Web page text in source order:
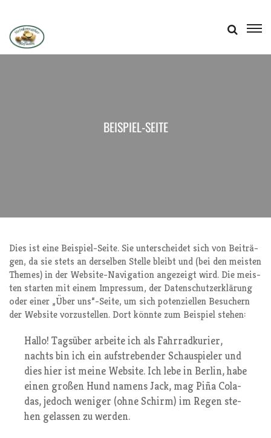
HOF­LA­DEN & SB-AUTOMAT LIE­FER­SER­VICE
BEI­SPIEL-SEI­TE
Dies ist eine Bei­spiel-Sei­te. Sie unter­schei­det sich von Bei­trä­
gen, da sie stets an der­sel­ben Stel­le bleibt und (bei den meis­ten
The­mes) in der Web­site-Navi­ga­ti­on ange­zeigt wird. Die meis­
ten star­ten mit einem Impres­sum, der Daten­schutz­er­klä­rung
oder einer „Über uns“-Seite, um sich poten­zi­el­len Besu­chern
der Web­site vor­zu­stel­len. Dort könn­te zum Bei­spiel stehen:
Hal­lo! Tags­über arbei­te ich als Fahr­rad­ku­rier,
nachts bin ich ein auf­stre­ben­der Schau­spie­ler und
dies hier ist mei­ne Web­site. Ich lebe in Ber­lin, habe
einen gro­ßen Hund namens Jack, mag Piña Cola­
das, jedoch weni­ger (ohne Schirm) im Regen ste­
hen gelas­sen zu werden.